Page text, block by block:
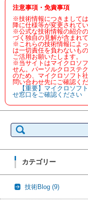
注意事項・免責事項
※技術情報につきまして
降に仕様等が変更されて
※公式な技術情報の紹介
づく独自の見解が含まれ
※これらの技術情報によ
は一切責任を負わないも
ご活用お願いたします。
※当サイトはマイクロソ
せん。パーソルクロステ
のため、マイクロソフト
問い合わせ先にご確認くだ
【重要】マイクロソフ
せ窓口をご確認ください
索:
カテゴリー
技術Blog (9)